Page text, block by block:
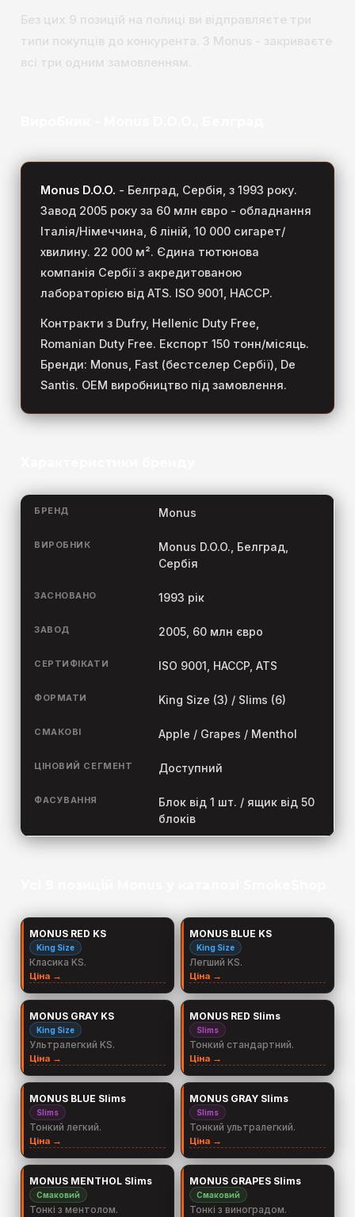
Без цих 9 позицій на полиці ви відправляєте три
типи покупців до конкурента. З Monus - закриваєте
всі три одним замовленням.
Monus D.O.O. - Белград, Сербія, з 1993 року.
Завод 2005 року за 60 млн євро - обладнання
Італія/Німеччина, 6 ліній, 10 000 сигарет/
хвилину. 22 000 м². Єдина тютюнова
компанія Сербії з акредитованою
лабораторією від ATS. ISO 9001, HACCP.
Контракти з Dufry, Hellenic Duty Free,
Romanian Duty Free. Експорт 150 тонн/місяць.
Бренди: Monus, Fast (бестселер Сербії), De
Santis. OEM виробництво під замовлення.
БРЕНД Monus
ВИРОБНИК
Monus D.O.O., Белград,
Сербія
ЗАСНОВАНО 1993 рік
ЗАВОД 2005, 60 млн євро
СЕРТИФІКАТИ ISO 9001, HACCP, ATS
ФОРМАТИ King Size (3) / Slims (6)
СМАКОВІ Apple / Grapes / Menthol
ЦІНОВИЙ СЕГМЕНТ Доступний
ФАСУВАННЯ
Блок від 1 шт. / ящик від 50
блоків
MONUS RED KS
King Size
Класика KS.
Ціна →
MONUS BLUE KS
King Size
Легший KS.
Ціна →
MONUS GRAY KS
King Size
Ультралегкий KS.
Ціна →
MONUS RED Slims
Slims
Тонкий стандартний.
Ціна →
MONUS BLUE Slims
Slims
Тонкий легкий.
Ціна →
MONUS GRAY Slims
Slims
Тонкий ультралегкий.
Ціна →
MONUS MENTHOL Slims
Смаковий
Тонкі з ментолом.
MONUS GRAPES Slims
Смаковий
Тонкі з виноградом.